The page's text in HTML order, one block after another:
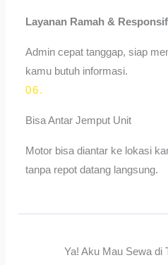
Layanan Ramah & Responsif
Admin cepat tanggap, siap
kamu butuh informasi.
06.
Bisa Antar Jemput Unit
Motor bisa diantar ke lokasi
tanpa repot datang langsung.
Ya! Aku Mau Sewa di